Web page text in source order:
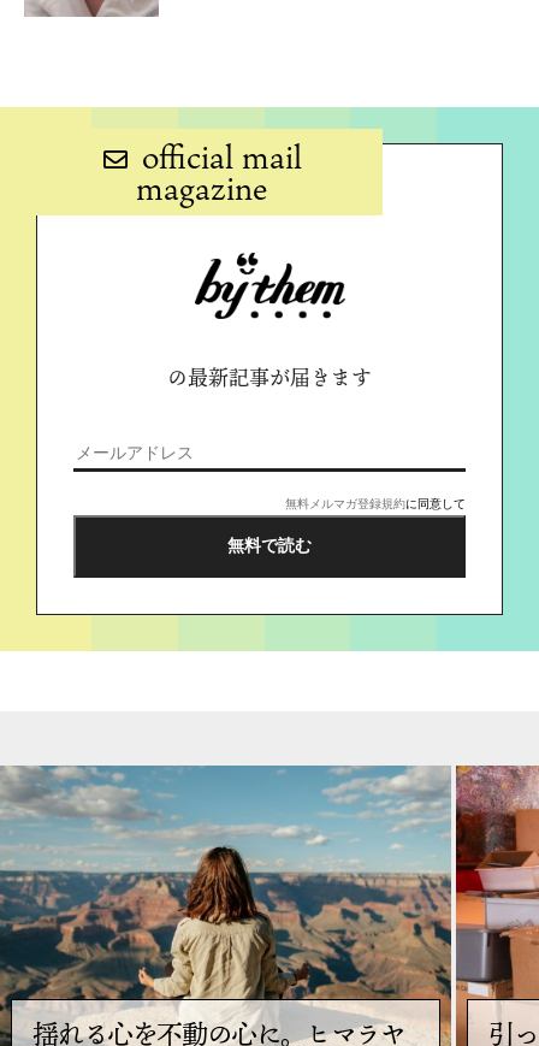
official mail
magazine
の最新記事が届きます
無料メルマガ登録規約に同意して
揺れる心を不動の心に。ヒマラヤ 引